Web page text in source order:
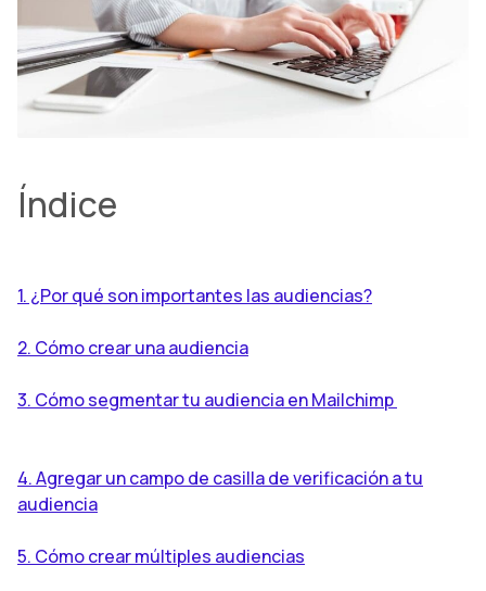
Índice
1. ¿Por qué son importantes las audiencias?
2. Cómo crear una audiencia
3. Cómo segmentar tu audiencia en Mailchimp
4. Agregar un campo de casilla de verificación a tu
audiencia
5. Cómo crear múltiples audiencias